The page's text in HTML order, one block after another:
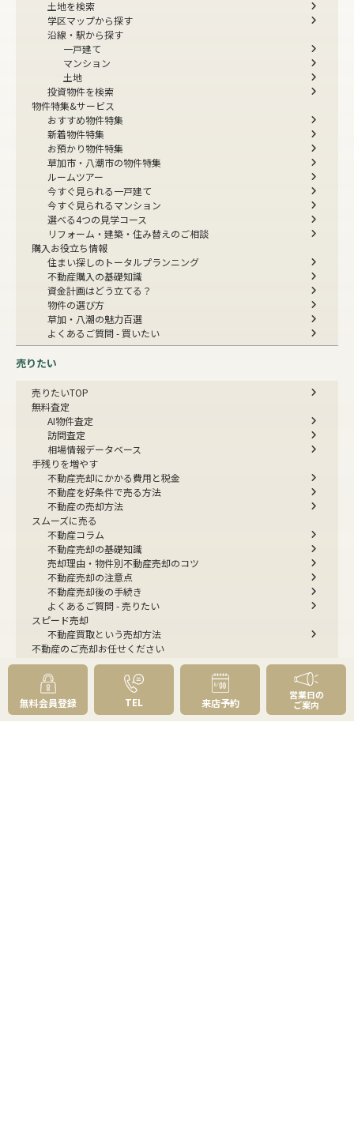
土地を検索
学区マップから探す
沿線・駅から探す
一戸建て
マンション
土地
投資物件を検索
物件特集&サービス
おすすめ物件特集
新着物件特集
お預かり物件特集
草加市・八潮市の物件特集
ルームツアー
今すぐ見られる一戸建て
今すぐ見られるマンション
選べる4つの見学コース
リフォーム・建築・住み替えのご相談
購入お役立ち情報
住まい探しのトータルプランニング
不動産購入の基礎知識
資金計画はどう立てる？
物件の選び方
草加・八潮の魅力百選
よくあるご質問 - 買いたい
売りたい
売りたいTOP
無料査定
AI物件査定
訪問査定
相場情報データベース
手残りを増やす
不動産売却にかかる費用と税金
不動産を好条件で売る方法
不動産の売却方法
スムーズに売る
不動産コラム
不動産売却の基礎知識
売却理由・物件別不動産売却のコツ
不動産売却の注意点
不動産売却後の手続き
よくあるご質問 - 売りたい
スピード売却
不動産買取という売却方法
不動産のご売却お任せください
弊社が選ばれる理由
売却成功ストーリー40選
売却成約事例
お預かり物件掲載実例
無料実査定予約
無料会員登録 TEL 来店予約
営業日の
ご案内